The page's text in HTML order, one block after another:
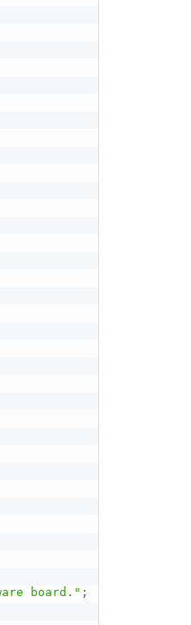
board." ;